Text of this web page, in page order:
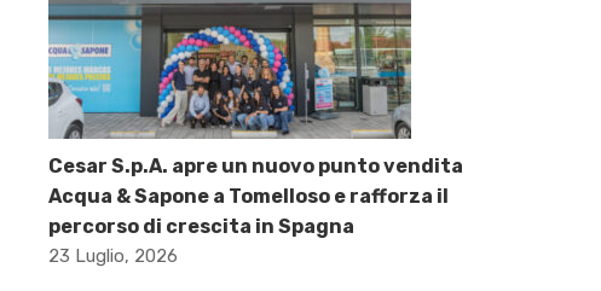
Cesar S.p.A. apre un nuovo punto vendita
Acqua & Sapone a Tomelloso e rafforza il
percorso di crescita in Spagna
23 Luglio, 2026